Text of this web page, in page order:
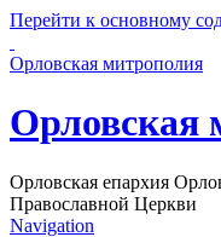
Перейти к основному
Орловская митрополия
Орловская
Орловская епархия
Православной Церкви
Navigation